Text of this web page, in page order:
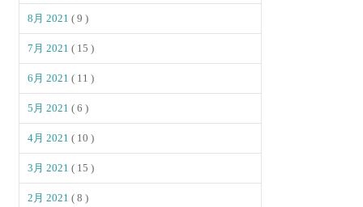
8月 2021( 9 )
7月 2021( 15 )
6月 2021( 11 )
5月 2021( 6 )
4月 2021( 10 )
3月 2021( 15 )
2月 2021( 8 )